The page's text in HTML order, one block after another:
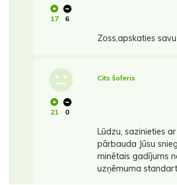
17 6
Zoss,apskaties
21 0
Cits šoferis
Lūdzu, sazinieties
pārbauda Jūsu
minētais gadījums
uzņēmuma